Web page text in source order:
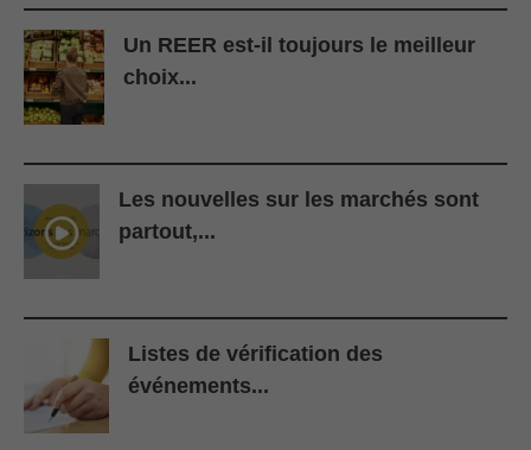
Un REER est-il toujours le meilleur
choix...
Les nouvelles sur les marchés sont
partout,...
Listes de vérification des
événements...